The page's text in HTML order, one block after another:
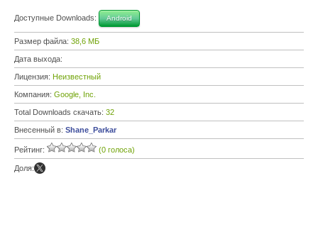
Доступные Downloads: Android
Размер файла: 38,6 МБ
Дата выхода:
Лицензия: Неизвестный
Компания: Google, Inc.
Total Downloads скачать: 32
Внесенный в: Shane_Parkar
Рейтинг: (0 голоса)
Доля: